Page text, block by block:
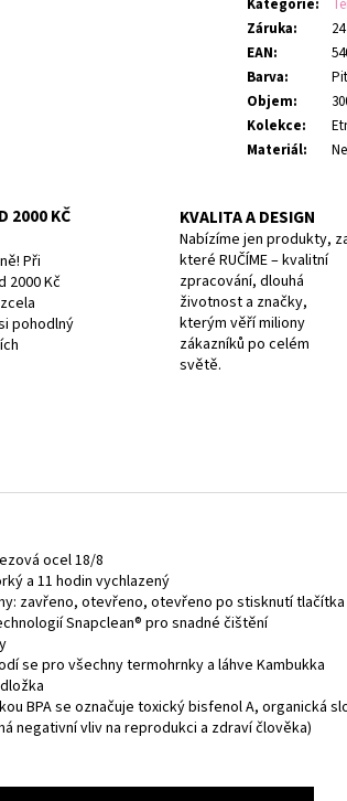
Kategorie:
Záruka:
EAN:
Barva:
Objem:
Kolekce:
Materiál:
2000 KČ
Při
2000 Kč
pohodlný
KVALITA A DESIGN
Nabízíme jen produkty,
které RUČÍME – kvalitní
zpracování, dlouhá
životnost a značky,
kterým věří miliony
zákazníků po celém
světě.
ocel 18/8
a 11 hodin vychlazený
zavřeno, otevřeno, otevřeno po stisknutí tlačítka
Snapclean® pro snadné čištění
se pro všechny termohrnky a láhve Kambukka
BPA se označuje toxický bisfenol A, organická
negativní vliv na reprodukci a zdraví člověka)